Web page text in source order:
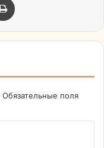
Обязательные поля